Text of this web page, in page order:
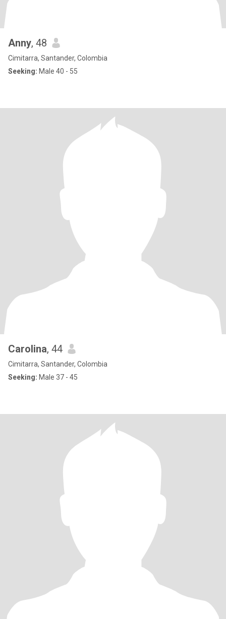
Anny, 48
Cimitarra, Santander, Colombia
Seeking: Male 40 - 55
Carolina, 44
Cimitarra, Santander, Colombia
Seeking: Male 37 - 45